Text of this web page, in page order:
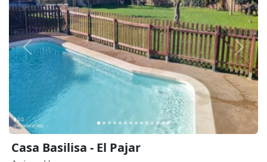
Anterior
Casa Basilisa - El Pajar